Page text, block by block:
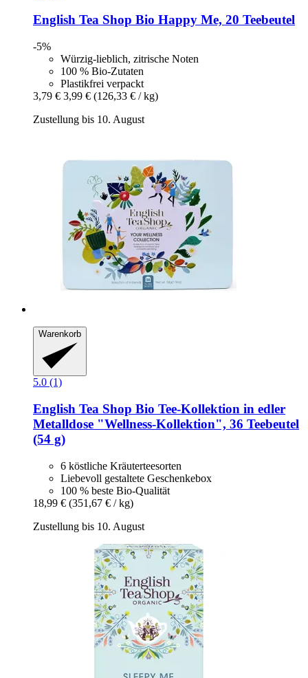
English Tea Shop Bio Happy Me, 20 Teebeutel
-5%
Würzig-lieblich, zitrische Noten
100 % Bio-Zutaten
Plastikfrei verpackt
3,79 € 3,99 € (126,33 € / kg)
Zustellung bis 10. August
Warenkorb
5.0 (1)
English Tea Shop Bio Tee-​Kollektion in edler
Metalldose "Wellness-​Kollektion", 36 Teebeutel
(54 g)
6 köstliche Kräuterteesorten
Liebevoll gestaltete Geschenkebox
100 % beste Bio-Qualität
18,99 € (351,67 € / kg)
Zustellung bis 10. August